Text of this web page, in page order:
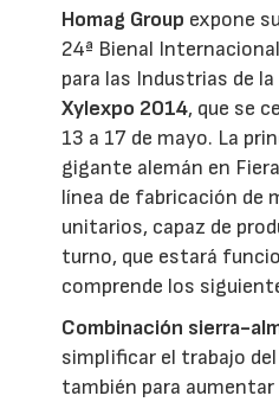
Homag Group expone
24ª Bienal
para las Industrias de la
Xylexpo 2014, que se
13 a 17 de mayo. La
gigante alemán en
línea de fabricación de
unitarios, capaz de
turno, que estará
comprende los
Combinación sierra-
simplificar el trabajo del
también para aumentar